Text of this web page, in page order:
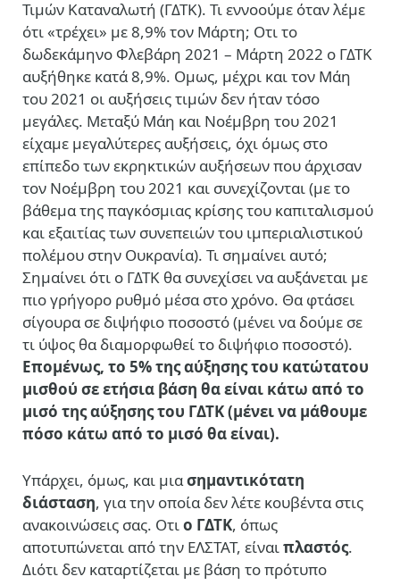
Τιμών Καταναλωτή (ΓΔΤΚ). Τι εννοούμε όταν λέμε
ότι «τρέχει» με 8,9% τον Μάρτη; Οτι το
δωδεκάμηνο Φλεβάρη 2021 – Μάρτη 2022 ο ΓΔΤΚ
αυξήθηκε κατά 8,9%. Ομως, μέχρι και τον Μάη
του 2021 οι αυξήσεις τιμών δεν ήταν τόσο
μεγάλες. Μεταξύ Μάη και Νοέμβρη του 2021
είχαμε μεγαλύτερες αυξήσεις, όχι όμως στο
επίπεδο των εκρηκτικών αυξήσεων που άρχισαν
τον Νοέμβρη του 2021 και συνεχίζονται (με το
βάθεμα της παγκόσμιας κρίσης του καπιταλισμού
και εξαιτίας των συνεπειών του ιμπεριαλιστικού
πολέμου στην Ουκρανία). Τι σημαίνει αυτό;
Σημαίνει ότι ο ΓΔΤΚ θα συνεχίσει να αυξάνεται με
πιο γρήγορο ρυθμό μέσα στο χρόνο. Θα φτάσει
σίγουρα σε διψήφιο ποσοστό (μένει να δούμε σε
τι ύψος θα διαμορφωθεί το διψήφιο ποσοστό).
Επομένως, το 5% της αύξησης του κατώτατου
μισθού σε ετήσια βάση θα είναι κάτω από το
μισό της αύξησης του ΓΔΤΚ (μένει να μάθουμε
πόσο κάτω από το μισό θα είναι).
Υπάρχει, όμως, και μιασημαντικότατη
διάσταση, για την οποία δεν λέτε κουβέντα στις
ανακοινώσεις σας. Οτιο ΓΔΤΚ, όπως
αποτυπώνεται από την ΕΛΣΤΑΤ, είναιπλαστός.
Διότι δεν καταρτίζεται με βάση το πρότυπο